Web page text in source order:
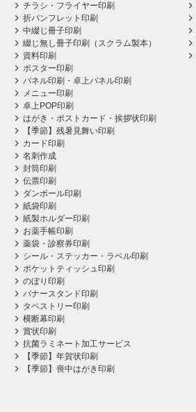
チラシ・フライヤー印刷
折パンフレット印刷
中綴じ冊子印刷
綴じ無し冊子印刷（スクラム製本）
資料印刷
ポスター印刷
パネル印刷・卓上パネル印刷
メニュー印刷
卓上POP印刷
はがき・ポストカード・挨拶状印刷
【季節】残暑見舞い印刷
カード印刷
名刺作成
封筒印刷
伝票印刷
ダンボール印刷
紙袋印刷
紙製ホルダー印刷
お薬手帳印刷
薬袋・診察券印刷
シール・ステッカー・ラベル印刷
ポケットティッシュ印刷
のぼり印刷
バナースタンド印刷
タペストリー印刷
横断幕印刷
賞状印刷
抗菌ラミネート加工サービス
【季節】年賀状印刷
【季節】喪中はがき印刷